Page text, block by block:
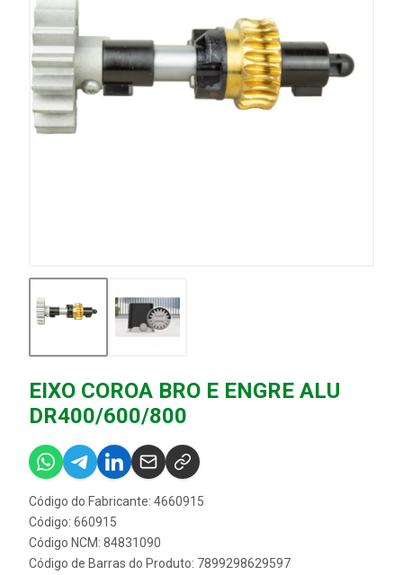
EIXO COROA BRO E ENGRE ALU
DR400/600/800
Código do Fabricante: 4660915
Código: 660915
Código NCM: 84831090
Código de Barras do Produto: 7899298629597